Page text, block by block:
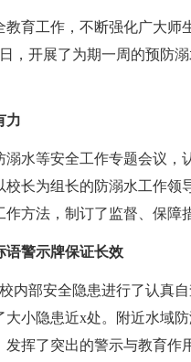
教育工作，不断强化广大
，开展了为期一周的预防
力
水等安全工作专题会议，
长为组长的防溺水工作
方法，制订了监督、保障
语警示牌保证长效
内部安全隐患进行了认真
大小隐患近x处。附近水域
挥了突出的警示与教育作